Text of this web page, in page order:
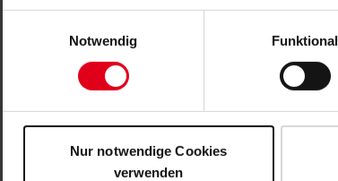
Notwendig
Funktional
Nur notwendige Cookies
verwenden